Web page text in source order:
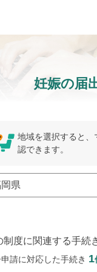
妊娠の届
地域を選択すると
認できます。
制度に関連する手続
請に対応した手続き 1